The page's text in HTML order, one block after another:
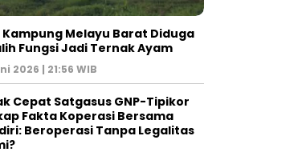
Kampung Melayu Barat Diduga
Fungsi Jadi Ternak Ayam
2026 | 21:56 WIB
Cepat Satgasus GNP-Tipikor
Fakta Koperasi Bersama
Beroperasi Tanpa Legalitas